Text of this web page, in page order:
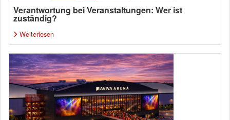
Verantwortung bei Veranstaltungen: Wer ist
zuständig?
Weiterlesen